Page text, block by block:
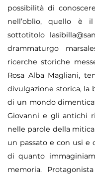
possibilità di
nell’oblìo, quello è
sottotitolo
drammaturgo
ricerche storiche
Rosa Alba Magliani,
divulgazione storica, la
di un mondo
Giovanni e gli antichi
nelle parole della
un passato e con usi
di quanto
memoria.